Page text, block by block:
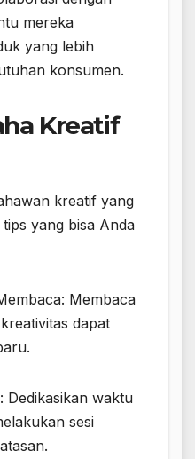
mereka
yang lebih
konsumen.
Kreatif
kreatif yang
yang bisa Anda
Membaca
dapat
Dedikasikan waktu
sesi